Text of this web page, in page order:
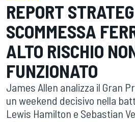
REPORT
SCOMMESSA
ALTO RISCHIO
FUNZIONATO
James Allen analizza il Gran
un weekend decisivo nella
Lewis Hamilton e Sebastian